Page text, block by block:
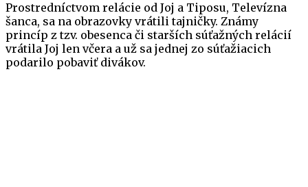
Prostredníctvom relácie od Joj a Tiposu, Televízna
šanca, sa na obrazovky vrátili tajničky. Známy
princíp z tzv. obesenca či starších súťažných relácií
vrátila Joj len včera a už sa jednej zo súťažiacich
podarilo pobaviť divákov.